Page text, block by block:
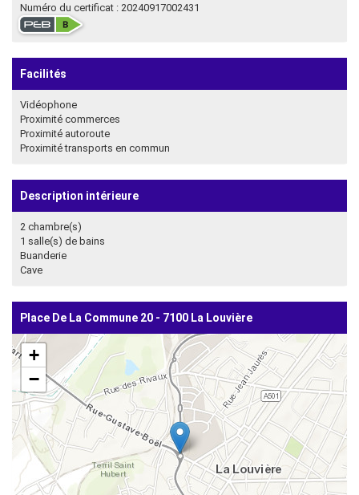
Numéro du certificat : 20240917002431
Facilités
Vidéophone
Proximité commerces
Proximité autoroute
Proximité transports en commun
Description intérieure
2 chambre(s)
1 salle(s) de bains
Buanderie
Cave
Place De La Commune 20 - 7100 La Louvière
+
−